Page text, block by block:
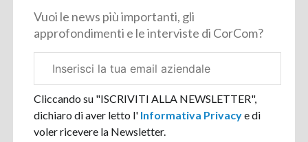
Vuoi le news più importanti, gli
approfondimenti e le interviste di CorCom?
aziendale
Cliccando su "ISCRIVITI ALLA NEWSLETTER",
dichiaro di aver letto l' Informativa Privacye di
voler ricevere la Newsletter.